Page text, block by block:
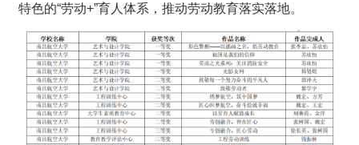
特色的“劳动+”育人体系，推动劳动教育落实落地。